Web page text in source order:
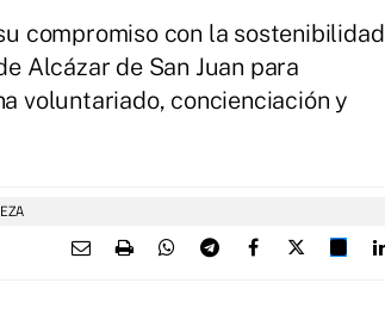
compromiso con la sostenibilidad
Alcázar de San Juan para
voluntariado, concienciación y